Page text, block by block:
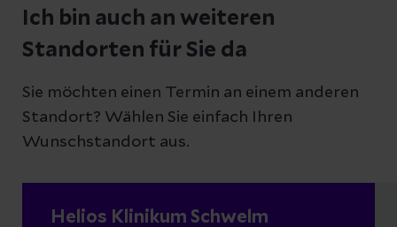
Ich bin auch an weiteren
Standorten für Sie da
Sie möchten einen Termin an einem anderen
Standort? Wählen Sie einfach Ihren
Wunschstandort aus.
Helios Klinikum Schwelm